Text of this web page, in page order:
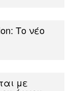
Το νέο
με